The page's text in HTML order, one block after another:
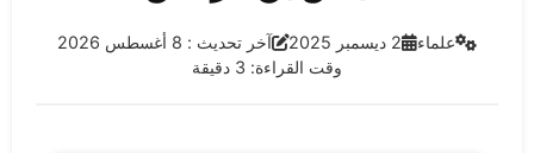
الفئة:علماءتاريخ النشر:
2 ديسمبر 2025 آخر تحديث:
آخر تحديث : 8 أغسطس 2026
وقت القراءة: 3 دقيقة